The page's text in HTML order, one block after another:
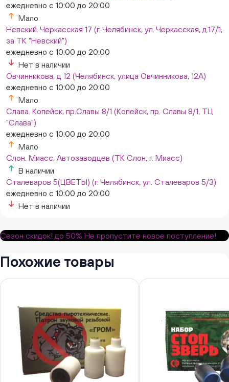
ежедневно с 10:00 до 20:00
Мало
Невский. Черкасская 17 (г. Челябинск, ул. Черкасская, д.17/1,
за ТК "Невский")
ежедневно с 10:00 до 20:00
Нет в наличии
Овчинникова, д 12 (Челябинск, улица Овчинникова, 12А)
ежедневно с 10:00 до 20:00
Мало
Слава. Копейск, пр.Славы 8/1 (Копейск, пр. Славы 8/1, ТЦ
"Слава")
ежедневно с 10:00 до 20:00
Мало
Слон. Миасс, Автозаводцев (ТК Слон, г. Миасс)
В наличии
Сталеваров 5(ЦВЕТЫ) (г. Челябинск, ул. Сталеваров 5/3)
ежедневно с 10:00 до 20:00
Нет в наличии
Сезон скидок! до 50% Не пропустите новое поступление!
Похожие товары